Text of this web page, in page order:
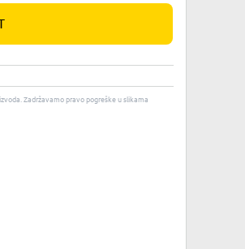
Zadržavamo pravo pogreške u slikama